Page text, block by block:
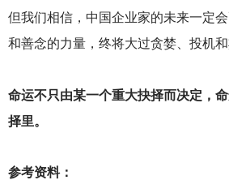
但我们相信，中国企业家的未来一定
和善念的力量，终将大过贪婪、投机和
命运不只由某一个重大抉择而决定，
择里。
参考资料：